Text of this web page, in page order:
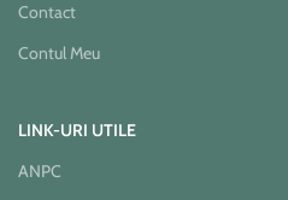
Contact
Contul Meu
LINK-URI UTILE
ANPC